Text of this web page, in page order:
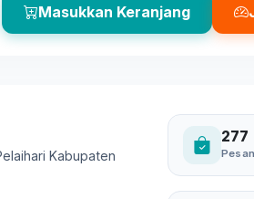
Masukkan Keranjang
Kabupaten
277